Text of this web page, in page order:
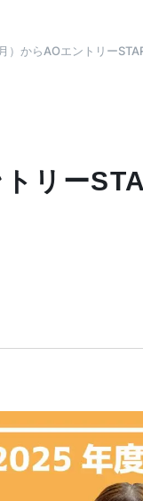
からAOエントリー
リー